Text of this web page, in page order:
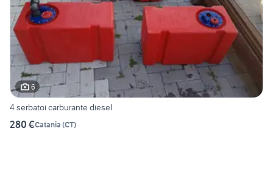
6
4 serbatoi carburante diesel
280 €Catania (CT)